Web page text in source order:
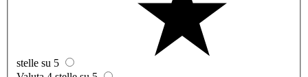
stelle su 5